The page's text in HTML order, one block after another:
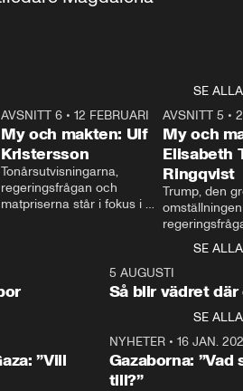
SE ALLA
27:30
AVSNITT 6 •12 FEBRUARI
My och makten: Ulf
Kristersson
Tonårsutvisningarna,
regeringsfrågan och
matpriserna står i fokus i
Rohwedder ställer
statsminister Ulf Kristersson
AVSNITT 5 •
My och
Elisabeth
Ringqvist
Trump, den
centrum i
avsnittet av
Makten”. Se
Aftonbladets
Rohwedder
Thand Ring
SE ALLA
5 AUGUSTI
Så blir vädret där
SE ALLA
”Vill
NYHETER• 16 JAN.
Gazaborna:
till?”